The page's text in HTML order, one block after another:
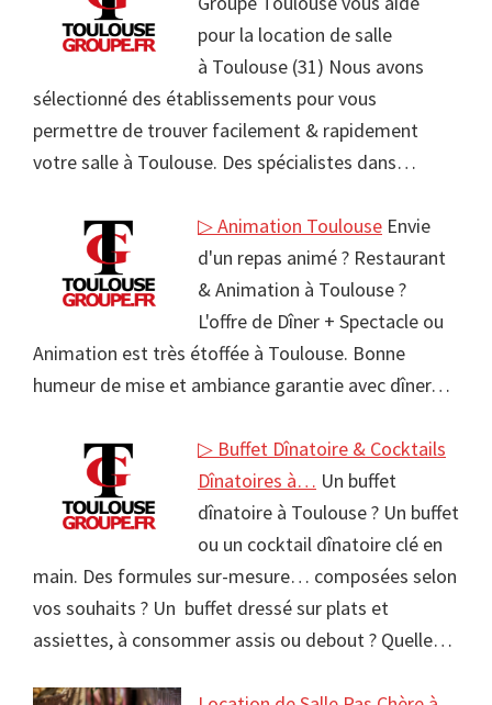
pour la location de salle
à Toulouse (31) Nous avons
sélectionné des établissements pour vous
permettre de trouver facilement & rapidement
votre salle à Toulouse. Des spécialistes dans…
▷ Animation Toulouse Envie
d'un repas animé ? Restaurant
& Animation à Toulouse ?
L'offre de Dîner + Spectacle ou
Animation est très étoffée à Toulouse. Bonne
humeur de mise et ambiance garantie avec dîner…
▷ Buffet Dînatoire & Cocktails
Dînatoires à… Un buffet
dînatoire à Toulouse ? Un buffet
ou un cocktail dînatoire clé en
main. Des formules sur-mesure… composées selon
vos souhaits ? Un buffet dressé sur plats et
assiettes, à consommer assis ou debout ? Quelle…